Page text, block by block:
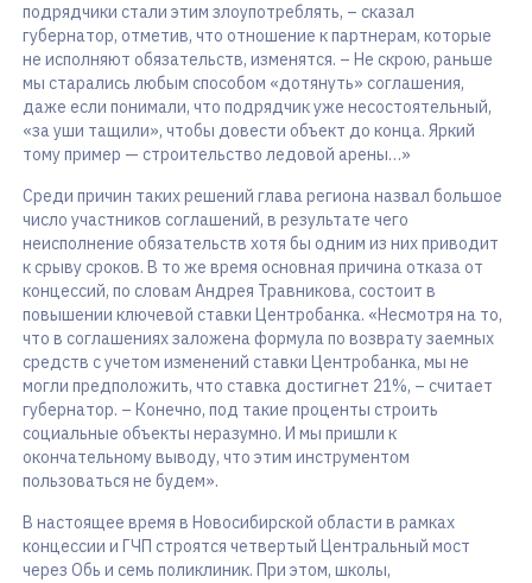
подрядчики стали этим злоупотреблять, – сказал
губернатор, отметив, что отношение к партнерам, которые
не исполняют обязательств, изменятся. – Не скрою, раньше
мы старались любым способом «дотянуть» соглашения,
даже если понимали, что подрядчик уже несостоятельный,
«за уши тащили», чтобы довести объект до конца. Яркий
тому пример — строительство ледовой арены…»
Среди причин таких решений глава региона назвал большое
число участников соглашений, в результате чего
неисполнение обязательств хотя бы одним из них приводит
к срыву сроков. В то же время основная причина отказа от
концессий, по словам Андрея Травникова, состоит в
повышении ключевой ставки Центробанка. «Несмотря на то,
что в соглашениях заложена формула по возврату заемных
средств с учетом изменений ставки Центробанка, мы не
могли предположить, что ставка достигнет 21%, – считает
губернатор. – Конечно, под такие проценты строить
социальные объекты неразумно. И мы пришли к
окончательному выводу, что этим инструментом
пользоваться не будем».
В настоящее время в Новосибирской области в рамках
концессии и ГЧП строятся четвертый Центральный мост
через Обь и семь поликлиник. При этом, школы,